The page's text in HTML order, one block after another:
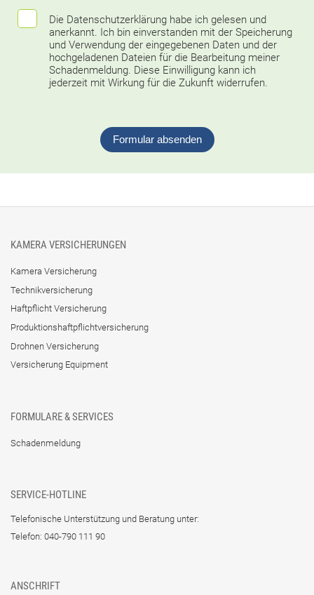
Die Datenschutzerklärung habe ich gelesen und
anerkannt. Ich bin einverstanden mit der Speicherung
und Verwendung der eingegebenen Daten und der
hochgeladenen Dateien für die Bearbeitung meiner
Schadenmeldung. Diese Einwilligung kann ich
jederzeit mit Wirkung für die Zukunft widerrufen.
Formular absenden
KAMERA VERSICHERUNGEN
Kamera Versicherung
Technikversicherung
Haftpflicht Versicherung
Produktionshaftpflichtversicherung
Drohnen Versicherung
Versicherung Equipment
FORMULARE & SERVICES
Schadenmeldung
SERVICE-HOTLINE
Telefonische Unterstützung und Beratung unter:
Telefon: 040-790 111 90
ANSCHRIFT